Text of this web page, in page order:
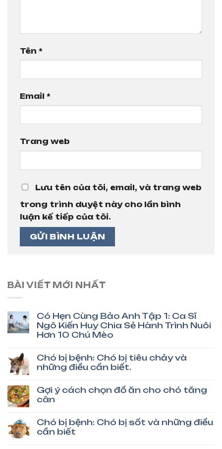
Tên *
Email *
Trang web
Lưu tên của tôi, email, và trang web
trong trình duyệt này cho lần bình
luận kế tiếp của tôi.
BÀI VIẾT MỚI NHẤT
Có Hẹn Cùng Bảo Anh Tập 1: Ca Sĩ
Ngô Kiến Huy Chia Sẻ Hành Trình Nuôi
Hơn 10 Chú Mèo
Chó bị bệnh: Chó bị tiêu chảy và
những điều cần biết.
Gợi ý cách chọn đồ ăn cho chó tăng
cân
Chó bị bệnh: Chó bị sốt và những điều
cần biết